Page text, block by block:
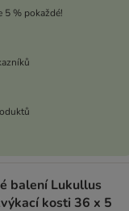
% pokaždé!
Lukullus
kosti 36 x 5